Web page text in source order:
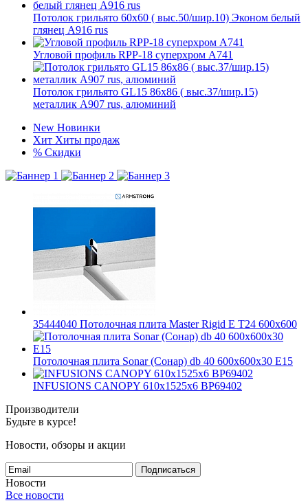
Потолок грильято 60х60 ( выс.50/шир.10) Эконом белый
глянец А916 rus
Угловой профиль RPP-18 суперхром А741
Потолок грильято GL15 86х86 ( выс.37/шир.15)
металлик А907 rus, алюминий
New Новинки
Хит Хиты продаж
% Скидки
35444040 Потолочная плита Master Rigid E T24 600x600
Потолочная плита Sonar (Сонар) db 40 600x600x30 E15
INFUSIONS CANOPY 610x1525x6 BP69402
Производители
Будьте в курсе!
Новости, обзоры и акции
Подписаться
Новости
Все новости